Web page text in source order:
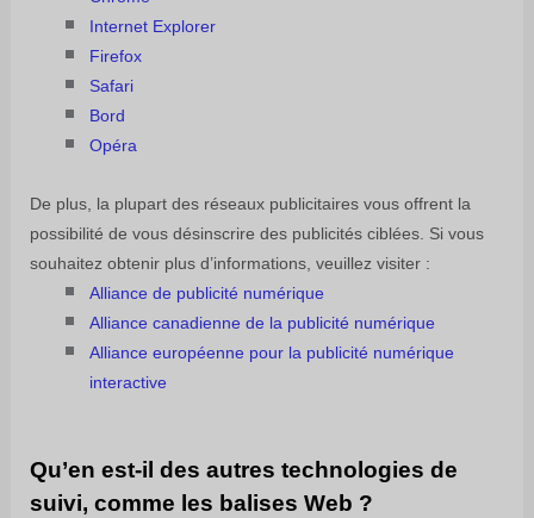
Internet Explorer
Firefox
Safari
Bord
Opéra
De plus, la plupart des réseaux publicitaires vous offrent la
possibilité de vous désinscrire des publicités ciblées. Si vous
souhaitez obtenir plus d’informations, veuillez visiter :
Alliance de publicité numérique
Alliance canadienne de la publicité numérique
Alliance européenne pour la publicité numérique
interactive
Qu’en est-il des autres technologies de
suivi, comme les balises Web ?